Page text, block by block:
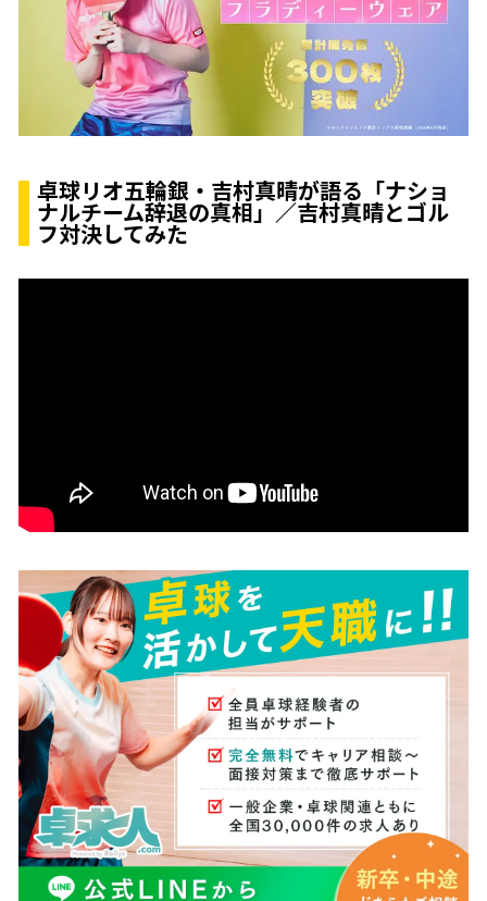
卓球リオ五輪銀・吉村真晴が語る「ナショ
ナルチーム辞退の真相」／吉村真晴とゴル
フ対決してみた